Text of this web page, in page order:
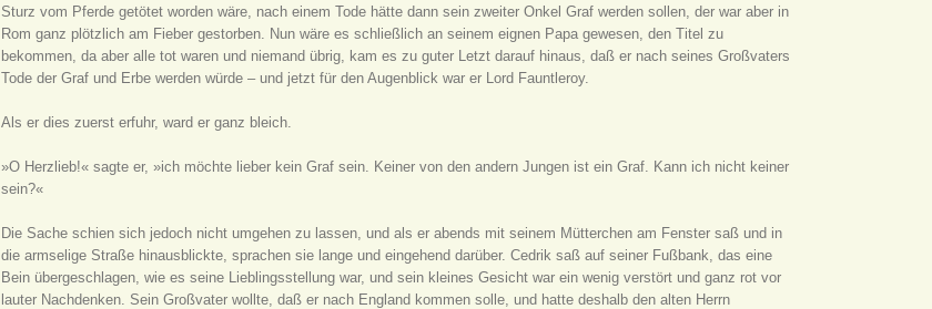
Sturz vom Pferde getötet worden wäre, nach einem Tode hätte dann sein zweiter Onkel Graf werden sollen, der war aber in
Rom ganz plötzlich am Fieber gestorben. Nun wäre es schließlich an seinem eignen Papa gewesen, den Titel zu
bekommen, da aber alle tot waren und niemand übrig, kam es zu guter Letzt darauf hinaus, daß er nach seines Großvaters
Tode der Graf und Erbe werden würde – und jetzt für den Augenblick war er Lord Fauntleroy.
Als er dies zuerst erfuhr, ward er ganz bleich.
»O Herzlieb!« sagte er, »ich möchte lieber kein Graf sein. Keiner von den andern Jungen ist ein Graf. Kann ich nicht keiner
sein?«
Die Sache schien sich jedoch nicht umgehen zu lassen, und als er abends mit seinem Mütterchen am Fenster saß und in
die armselige Straße hinausblickte, sprachen sie lange und eingehend darüber. Cedrik saß auf seiner Fußbank, das eine
Bein übergeschlagen, wie es seine Lieblingsstellung war, und sein kleines Gesicht war ein wenig verstört und ganz rot vor
lauter Nachdenken. Sein Großvater wollte, daß er nach England kommen solle, und hatte deshalb den alten Herrn